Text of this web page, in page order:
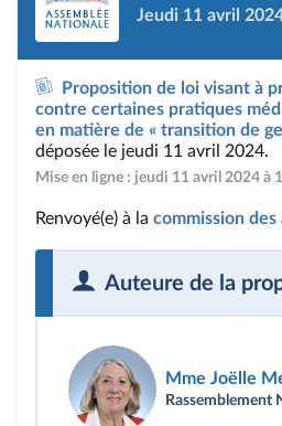
Jeudi 11 avril
Proposition de loi visant à
contre certaines pratiques
en matière de « transition de
déposée le jeudi 11 avril 2024.
Mise en ligne : jeudi 11 avril 2024 à
Renvoyé(e) à la commission
Auteure de la
Mme Joëlle
Rassemblement